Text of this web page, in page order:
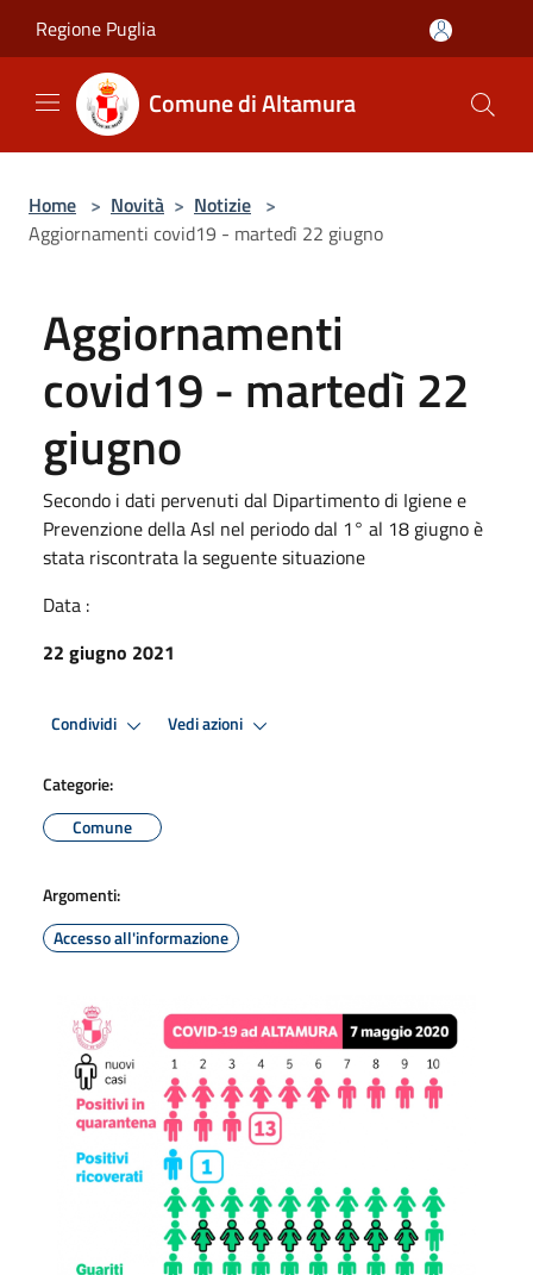
Regione Puglia
Comune di Altamura
Home > Novità > Notizie >
Aggiornamenti covid19 - martedì 22 giugno
Aggiornamenti
covid19 - martedì 22
giugno
Secondo i dati pervenuti dal Dipartimento di Igiene e
Prevenzione della Asl nel periodo dal 1° al 18 giugno è
stata riscontrata la seguente situazione
Data :
22 giugno 2021
Condividi Vedi azioni
Categorie:
Comune
Argomenti:
Accesso all'informazione